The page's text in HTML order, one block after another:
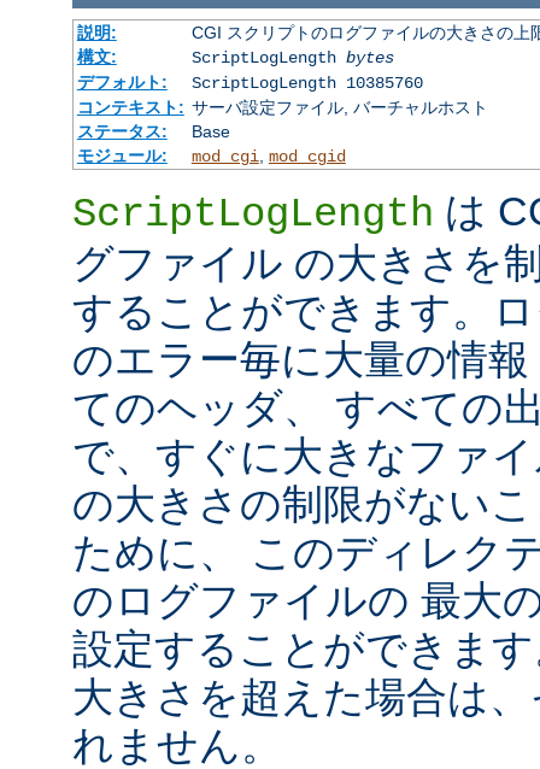
説明:
CGI スクリプトのログファイルの大きさの上
構文:
ScriptLogLength bytes
デフォルト:
ScriptLogLength 10385760
コンテキスト: サーバ設定ファイル, バーチャルホスト
ステータス:
Base
モジュール:
mod_cgi mod_cgid
ScriptLogLength は
グファイル の大きさを
することができます。
のエラー毎に大量の情
てのヘッダ、 すべての
で、すぐに大きなファ
の大きさの制限がない
ために、 このディレク
のログファイルの 最大
設定することができま
大きさを超えた場合は
れません。